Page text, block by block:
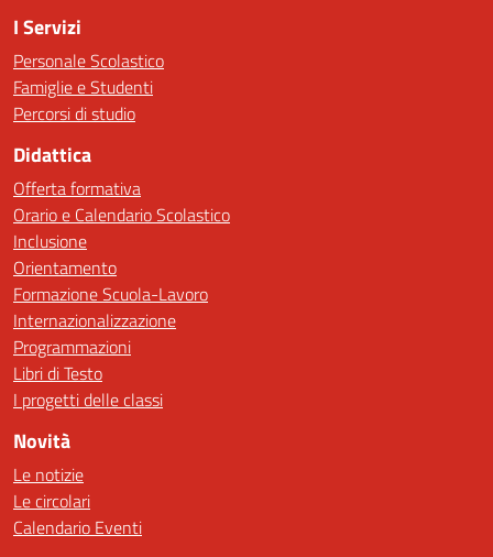
I Servizi
Personale Scolastico
Famiglie e Studenti
Percorsi di studio
Didattica
Offerta formativa
Orario e Calendario Scolastico
Inclusione
Orientamento
Formazione Scuola-Lavoro
Internazionalizzazione
Programmazioni
Libri di Testo
I progetti delle classi
Novità
Le notizie
Le circolari
Calendario Eventi